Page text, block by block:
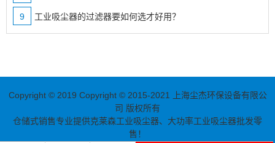
9 工业吸尘器的过滤器要如何选才好用？
Copyright © 2019 Copyright © 2015-2021 上海尘杰环保设备有限公
司 版权所有
仓储式销售专业提供克莱森工业吸尘器、 大功率工业吸尘器批发零
售！